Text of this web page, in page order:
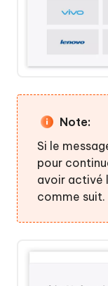
Note:
Si le
pour
avoir activé
comme suit.